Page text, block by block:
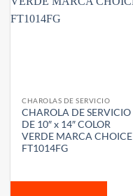
CHAROLAS DE SERVICIO
CHAROLA DE SERVICIO
DE 10″ x 14″ COLOR
VERDE MARCA CHOICE
FT1014FG